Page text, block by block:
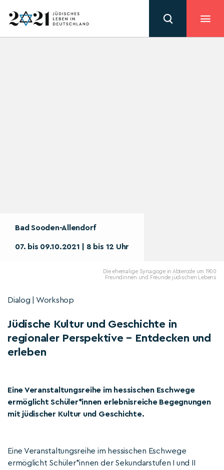
Bad Sooden-Allendorf
07. bis 09.10.2021 | 8 bis 12 Uhr
Die ehemalige Synagoge in Abterode um 1900
Freundinnen und Freunde jüdischen Lebens
Dialog | Workshop
Jüdische Kultur und Geschichte in
regionaler Perspektive – Entdecken und
erleben
Eine Veranstaltungsreihe im hessischen Eschwege
ermöglicht Schüler*innen erlebnisreiche Begegnungen
mit jüdischer Kultur und Geschichte.
Eine Veranstaltungsreihe im hessischen Eschwege
ermöglicht Schüler*innen der Sekundarstufen I und II